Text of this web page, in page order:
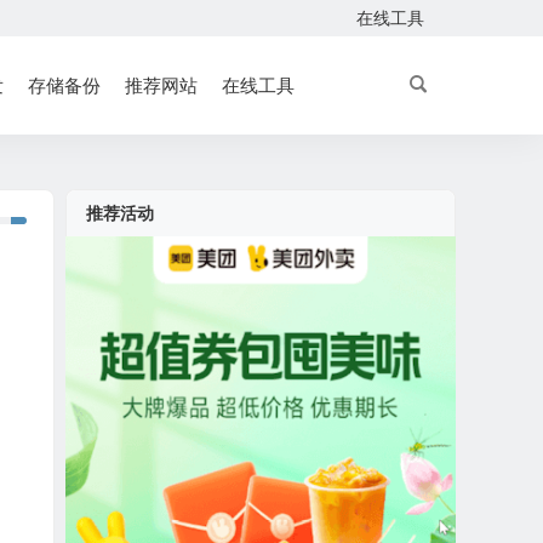
在线工具
存储备份 推荐网站 在线工具
推荐活动